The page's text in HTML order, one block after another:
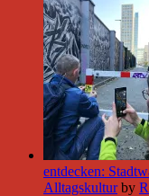
entdecken:
Alltagskultur by